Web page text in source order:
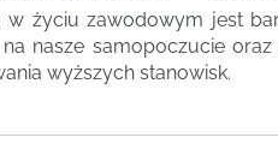
w życiu zawodowym jest
nasze samopoczucie
wyższych stanowisk.